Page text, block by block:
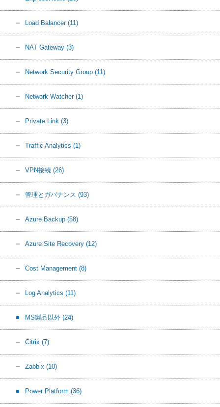
Load Balancer (11)
NAT Gateway (3)
Network Security Group (11)
Network Watcher (1)
Private Link (3)
Traffic Analytics (1)
VPN接続 (26)
管理とガバナンス (93)
Azure Backup (58)
Azure Site Recovery (12)
Cost Management (8)
Log Analytics (11)
MS製品以外 (24)
Citrix (7)
Zabbix (10)
Power Platform (36)